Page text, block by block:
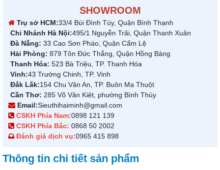
SHOWROOM
Trụ sở HCM:33/4 Bùi Đình Túy, Quận Bình Thạnh
Chi Nhánh Hà Nội:495/1 Nguyễn Trãi, Quận Thanh Xuân
Đà Nẵng: 33 Cao Sơn Pháo, Quận Cẩm Lệ
Hải Phòng: 879 Tôn Đức Thắng, Quận Hồng Bàng
Thanh Hóa: 523 Bà Triệu, TP. Thanh Hóa
Vinh:43 Trường Chinh, TP. Vinh
Đắk Lắk:154 Chu Văn An, TP. Buôn Ma Thuột
Cần Thơ: 285 Võ Văn Kiệt, phường Bình Thủy
Email:Sieuthihaiminh@gmail.com
CSKH Phía Nam:0898 121 139
CSKH Phía Bắc: 0868 50 2002
Đánh giá dịch vụ:0965 415 898
Thông tin chi tiết sản phẩm